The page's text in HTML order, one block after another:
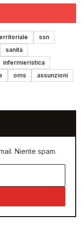
ssn
sanità
infermieristica
oms
assunzioni
Niente spam.